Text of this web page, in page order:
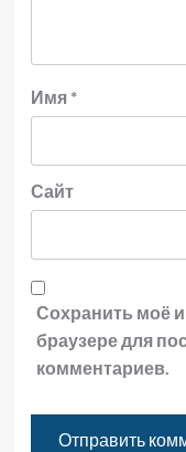
Имя *
Сайт
Сохранить моё
браузере для
комментариев.